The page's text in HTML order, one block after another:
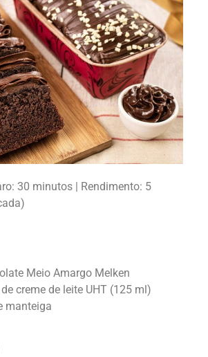
30 minutos | Rendimento: 5
Meio Amargo Melken
creme de leite UHT (125 ml)
manteiga